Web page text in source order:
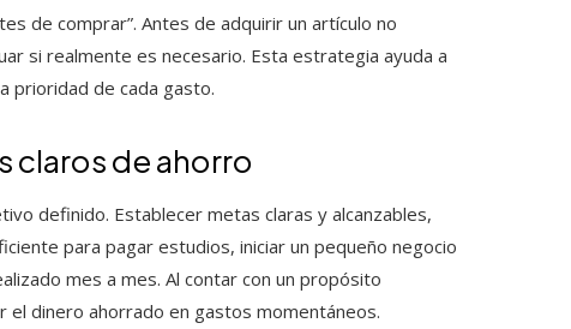
de comprar”. Antes de adquirir un artículo no
si realmente es necesario. Esta estrategia ayuda a
prioridad de cada gasto.
claros de ahorro
definido. Establecer metas claras y alcanzables,
para pagar estudios, iniciar un pequeño negocio
mes a mes. Al contar con un propósito
dinero ahorrado en gastos momentáneos.